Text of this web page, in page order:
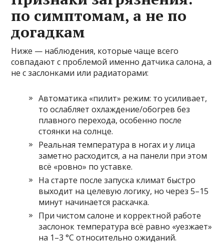
по симптомам, а не по
догадкам
Ниже — наблюдения, которые чаще всего
совпадают с проблемой именно датчика салона, а
не с заслонками или радиаторами:
Автоматика «пилит» режим: то усиливает,
то ослабляет охлаждение/обогрев без
плавного перехода, особенно после
стоянки на солнце.
Реальная температура в ногах и у лица
заметно расходится, а на панели при этом
всё «ровно» по уставке.
На старте после запуска климат быстро
выходит на целевую логику, но через 5–15
минут начинается раскачка.
При чистом салоне и корректной работе
заслонок температура всё равно «уезжает»
на 1–3 °C относительно ожиданий.